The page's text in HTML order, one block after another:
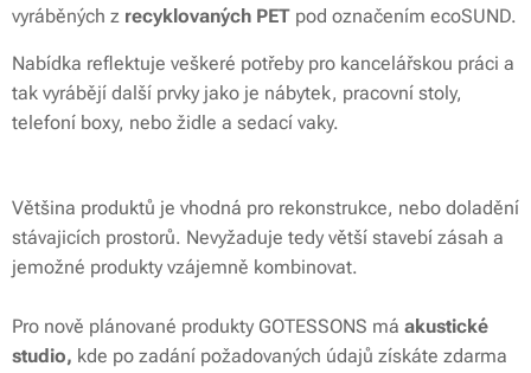
vyráběných z recyklovaných PET pod označením ecoSUND.
Nabídka reflektuje veškeré potřeby pro kancelářskou práci a
tak vyrábějí další prvky jako je nábytek, pracovní stoly,
telefoní boxy, nebo židle a sedací vaky.
Většina produktů je vhodná pro rekonstrukce, nebo doladění
stávajicích prostorů. Nevyžaduje tedy větší stavebí zásah a
jemožné produkty vzájemně kombinovat.
Pro nově plánované produkty GOTESSONS má akustické
studio, kde po zadání požadovaných údajů získáte zdarma